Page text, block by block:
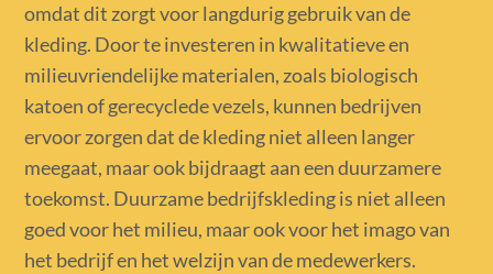
omdat dit zorgt voor langdurig gebruik van de
kleding. Door te investeren in kwalitatieve en
milieuvriendelijke materialen, zoals biologisch
katoen of gerecyclede vezels, kunnen bedrijven
ervoor zorgen dat de kleding niet alleen langer
meegaat, maar ook bijdraagt aan een duurzamere
toekomst. Duurzame bedrijfskleding is niet alleen
goed voor het milieu, maar ook voor het imago van
het bedrijf en het welzijn van de medewerkers.